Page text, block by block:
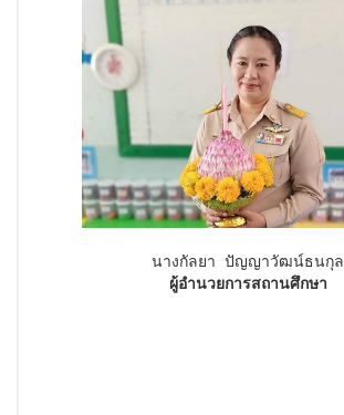
นางกัลยา ปัญญาวัฒน์ธนกุล
ผู้อำนวยการสถานศึกษา